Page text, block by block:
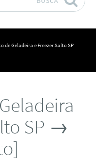
de Geladeira e Freezer Salto SP
SP →